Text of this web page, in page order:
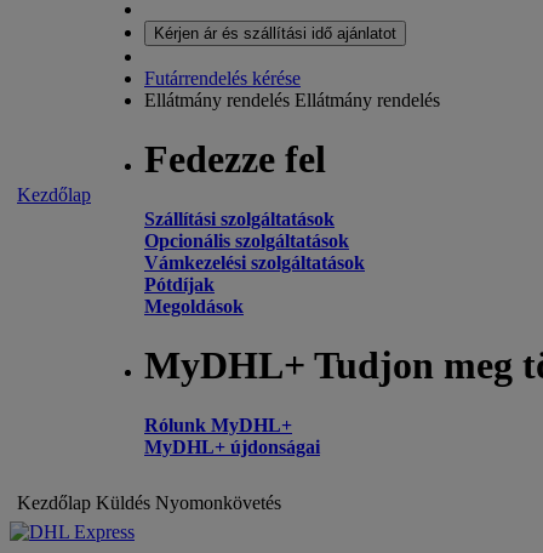
Kezdőlap
Kérjen ár és szállítási idő ajánlatot
Futárrendelés kérése
Ellátmány rendelés Ellátmány rendelés
Fedezze fel
Szállítási szolgáltatások
Opcionális szolgáltatások
Vámkezelési szolgáltatások
Pótdíjak
Megoldások
MyDHL+ Tudjon meg
Rólunk MyDHL+
MyDHL+ újdonságai
Kezdőlap Küldés Nyomonkövetés